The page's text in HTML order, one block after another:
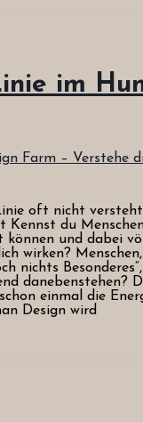
im
Farm – Verstehe
oft nicht
Kennst du
können und dabei
wirken?
nichts
danebenstehen?
einmal die
Design wird